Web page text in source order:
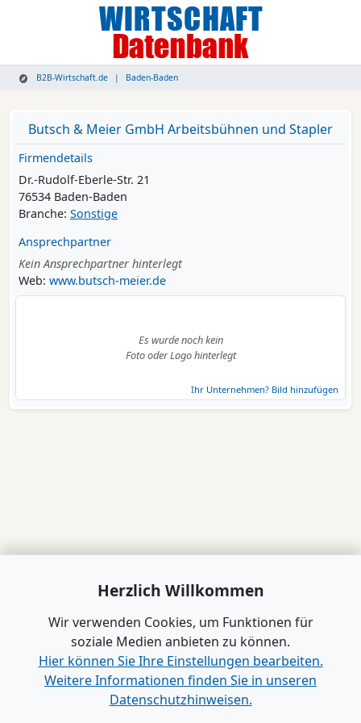
B2B-Wirtschaft.de Baden-Baden
Butsch & Meier GmbH Arbeitsbühnen und Stapler
Firmendetails
Dr.-Rudolf-Eberle-Str. 21
76534 Baden-Baden
Branche: Sonstige
Ansprechpartner
Kein Ansprechpartner hinterlegt
Web: www.butsch-meier.de
Es wurde noch kein
Foto oder Logo hinterlegt
Ihr Unternehmen? Bild hinzufügen
Herzlich Willkommen
Wir verwenden Cookies, um Funktionen für
soziale Medien anbieten zu können.
Hier können Sie Ihre Einstellungen bearbeiten.
Weitere Informationen finden Sie in unseren
Datenschutzhinweisen.